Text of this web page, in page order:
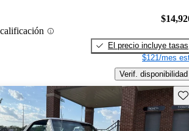
El precio incluye tasas
$121/mes
Verif. disponibilidad
Aviso